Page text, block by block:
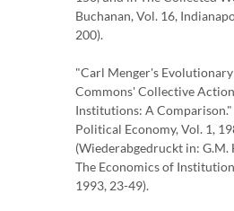
Buchanan, Vol. 16,
200).
"Carl Menger's Evolutionary
Commons' Collective
Institutions: A
Political Economy, Vol. 1,
(Wiederabgedruckt in: G.M.
The Economics of
1993, 23-49).